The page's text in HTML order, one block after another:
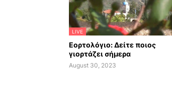
LIVE
Εορτολόγιο: Δείτε ποιος
γιορτάζει σήμερα
August 30, 2023